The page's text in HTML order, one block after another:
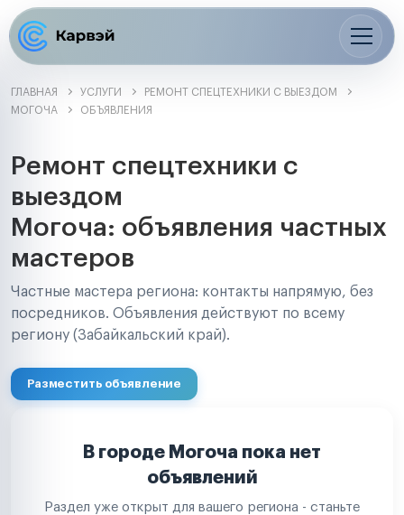
ГЛАВНАЯ УСЛУГИ
РЕМОНТ СПЕЦТЕХНИКИ С ВЫЕЗДОМ
МОГОЧА
ОБЪЯВЛЕНИЯ
Ремонт спецтехники с
выездом
Могоча: объявления частных
мастеров
Частные мастера региона: контакты напрямую, без
посредников. Объявления действуют по всему
региону (Забайкальский край).
Разместить объявление
В городе Могоча пока нет
объявлений
Раздел уже открыт для вашего региона - станьте